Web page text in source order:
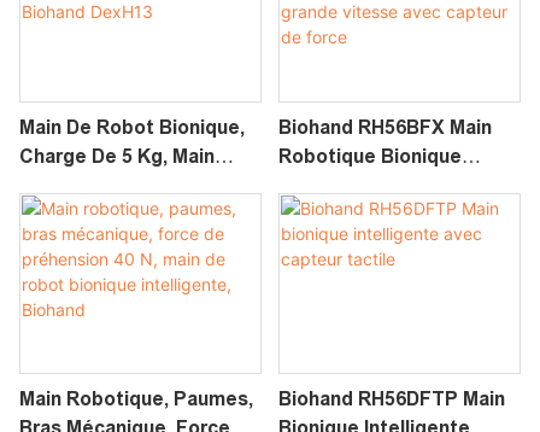
Main De Robot Bionique,
Charge De 5 Kg, Main
Multidimensionnelle Et
Agile, Biohand DexH13
Biohand RH56BFX Main
Robotique Bionique
Grande Vitesse Avec
Capteur De Force
Main Robotique, Paumes,
Biohand RH56DFTP Main